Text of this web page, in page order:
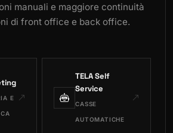
manuali e maggiore continuità
di front office e back office.
E
TELA Self
Service
CASSE
AUTOMATICHE